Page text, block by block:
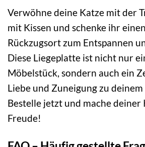
Verwöhne deine Katze mit der
mit Kissen und schenke ihr
Rückzugsort zum Entspannen
Diese Liegeplatte ist nicht nur
Möbelstück, sondern auch ein
Liebe und Zuneigung zu
Bestelle jetzt und mache deiner
Freude!